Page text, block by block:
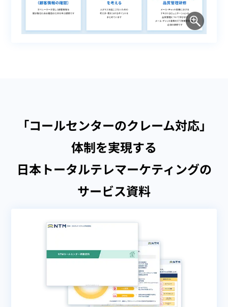
「コールセンターのクレーム対応」
体制を実現する
日本トータルテレマーケティングの
サービス資料